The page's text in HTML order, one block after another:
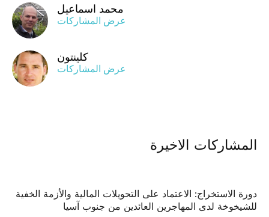
محمد اسماعيل
عرض المشاركات
كلينتون
عرض المشاركات
المشاركات الاخيرة
دورة الاستخراج: الاعتماد على التحويلات المالية والأزمة الخفية
للشيخوخة لدى المهاجرين العائدين من جنوب آسيا